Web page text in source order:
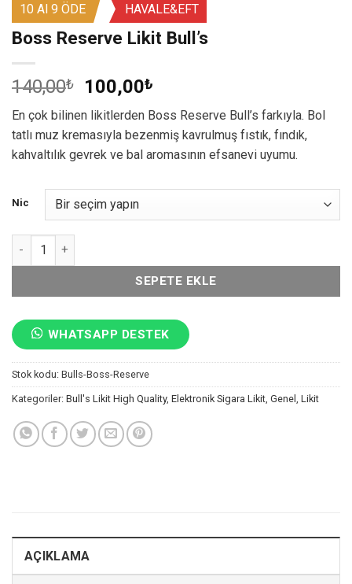
10 Al 9 ÖDE HAVALE&EFT
Boss Reserve Likit Bull’s
140,00₺
Orijinal
fiyat:
140,00₺.
100,00₺
andaki
fiyat:
100,00₺.
En çok bilinen likitlerden Boss Reserve Bull’s farkıyla. Bol
tatlı muz kremasıyla bezenmiş kavrulmuş fıstık, fındık,
kahvaltılık gevrek ve bal aromasının efsanevi uyumu.
Nic
Boss Reserve Likit Bull's adet
SEPETE EKLE
WHATSAPP DESTEK
Stok kodu: Bulls-Boss-Reserve
Kategoriler: Bull's Likit High Quality, Elektronik Sigara Likit Genel Likit
AÇIKLAMA